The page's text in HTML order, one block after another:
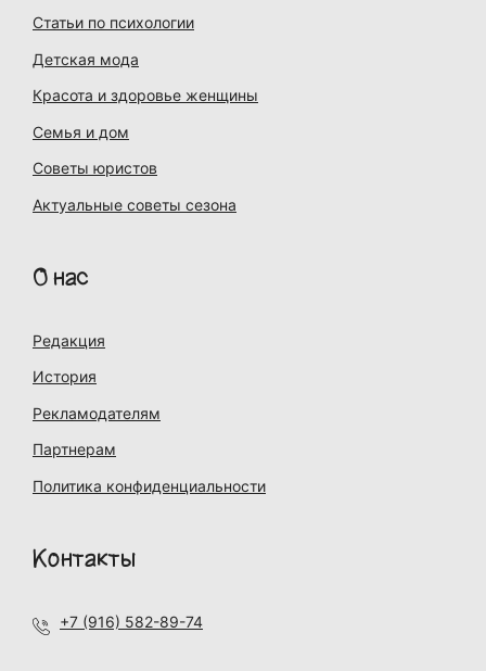
Статьи по психологии
Детская мода
Красота и здоровье женщины
Семья и дом
Советы юристов
Актуальные советы сезона
О нас
Редакция
История
Рекламодателям
Партнерам
Политика конфиденциальности
Контакты
+7 (916) 582-89-74